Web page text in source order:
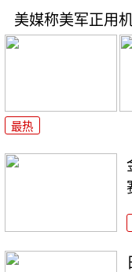
美媒称美军正用
最热